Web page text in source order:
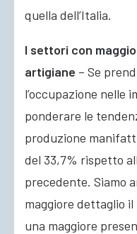
quella dell’Italia.
I settori con
artigiane – Se
l’occupazione nelle
ponderare le
produzione
del 33,7% rispetto
precedente. Siamo
maggiore dettaglio
una maggiore